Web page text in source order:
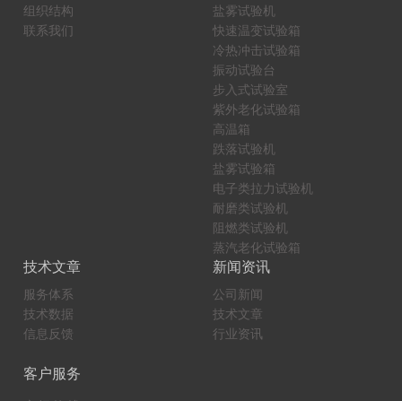
组织结构
联系我们
盐雾试验机
快速温变试验箱
冷热冲击试验箱
振动试验台
步入式试验室
紫外老化试验箱
高温箱
跌落试验机
盐雾试验箱
电子类拉力试验机
耐磨类试验机
阻燃类试验机
蒸汽老化试验箱
技术文章
服务体系
技术数据
信息反馈
新闻资讯
公司新闻
技术文章
行业资讯
客户服务